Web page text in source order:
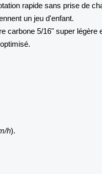
rapide sans prise de
un jeu d'enfant.
carbone 5/16" super légère
h).